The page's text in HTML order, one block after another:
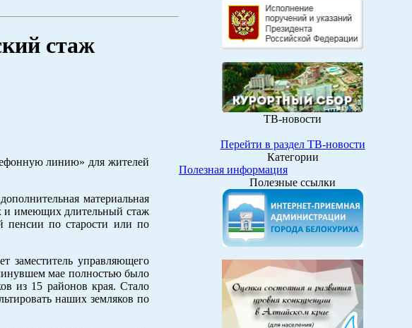
стаж
линию» для жителей
материальная
и имеющих длительный стаж
пенсии по старости или по
заместитель управляющего
мае полностью было
из 15 районов края. Стало
наших земляков по
ТВ-новости
Перейти в раздел ТВ-новости
Категории
Полезная информация
Полезные ссылки